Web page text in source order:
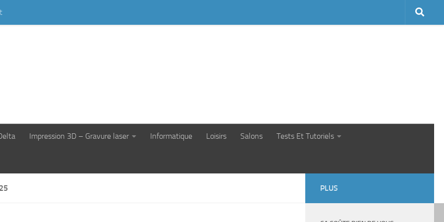
Impression 3D – Gravure laser Informatique Loisirs Salons Tests Et Tutoriels
PLUS